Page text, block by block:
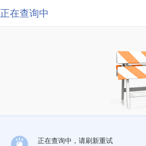
正在查询中
正在查询中，请刷新重试